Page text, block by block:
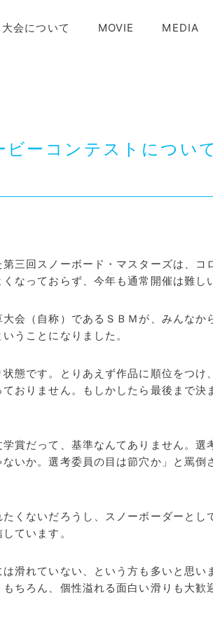
大会について MOVIE MEDIA
ーコンテストについ
三回スノーボード・マスターズは、コ
なっておらず、今年も通常開催は難し
会（自称）であるＳＢＭが、みんなか
うことになりました。
態です。とりあえず作品に順位をつけ
おりません。もしかしたら最後まで
賞だって、基準なんてありません。選
いか。選考委員の目は節穴か」と罵
くないだろうし、スノーボーダーとし
ています。
滑れていない、という方も多いと思い
ちろん、個性溢れる面白い滑りも大歓